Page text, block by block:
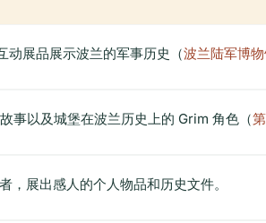
动展品展示波兰的军事历史（波兰陆军博
事以及城堡在波兰历史上的 Grim 角色（
，展出感人的个人物品和历史文件。